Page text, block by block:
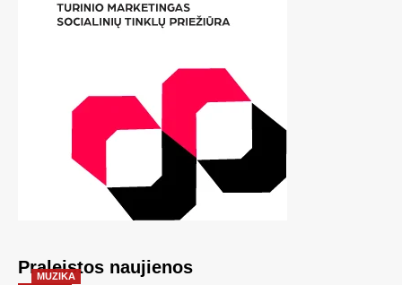
Praleistos naujienos
MUZIKA